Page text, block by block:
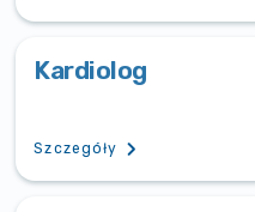
Kardiolog
Szczegóły